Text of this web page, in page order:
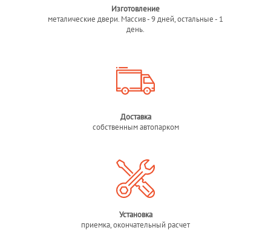
Изготовление
металические двери. Массив - 9 дней, остальные - 1
день.
Доставка
собственным автопарком
Установка
приемка, окончательный расчет